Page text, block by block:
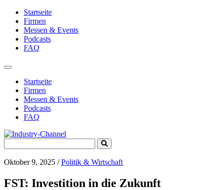
Startseite
Firmen
Messen & Events
Podcasts
FAQ
Toggle
navigationStartseite
Firmen
Messen & Events
Podcasts
FAQ
for:
Submit
Search
Oktober 9, 2025 /Politik & Wirtschaft
FST: Investition in die Zukunft